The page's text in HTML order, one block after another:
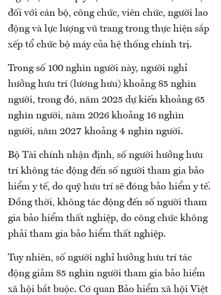
đối với cán bộ, công chức, viên chức, người lao
động và lực lượng vũ trang trong thực hiện sắp
xếp tổ chức bộ máy của hệ thống chính trị.
Trong số 100 nghìn người này, người nghỉ
hưởng hưu trí (lương hưu) khoảng 85 nghìn
người, trong đó, năm 2025 dự kiến khoảng 65
nghìn người, năm 2026 khoảng 16 nghìn
người, năm 2027 khoảng 4 nghìn người.
Bộ Tài chính nhận định, số người hưởng hưu
trí không tác động đến số người tham gia bảo
hiểm y tế, do quỹ hưu trí sẽ đóng bảo hiểm y tế.
Đồng thời, không tác động đến số người tham
gia bảo hiểm thất nghiệp, do công chức không
phải tham gia bảo hiểm thất nghiệp.
Tuy nhiên, số người nghỉ hưởng hưu trí tác
động giảm 85 nghìn người tham gia bảo hiểm
xã hội bắt buộc. Cơ quan Bảo hiểm xã hội Việt